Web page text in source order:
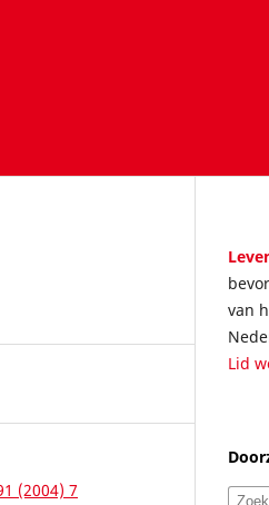
(2004) 7
van
Lid